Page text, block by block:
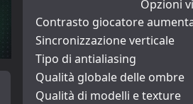
Opzioni
Contrasto giocatore
Sincronizzazione verticale
Tipo di antialiasing
Qualità globale delle ombre
Qualità di modelli e texture